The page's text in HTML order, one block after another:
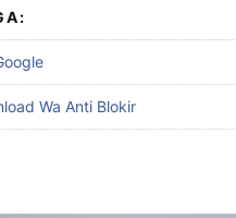
Wa Anti Blokir